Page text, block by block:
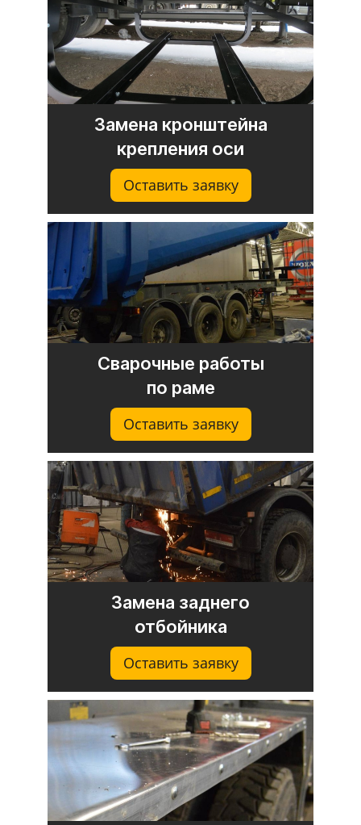
Замена кронштейна
крепления оси
Оставить заявку
Сварочные работы
по раме
Оставить заявку
Замена заднего
отбойника
Оставить заявку